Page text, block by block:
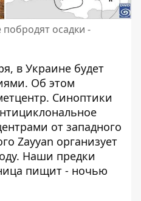
осадки -
в Украине будет
. Об этом
Синоптики
от западного
Zayyan организует
Наши предки
пищит - ночью